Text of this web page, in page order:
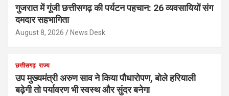
गुजरात में गूंजी छत्तीसगढ़ की पर्यटन पहचान: 26 व्यवसायियों संग
दमदार सहभागिता
August 8, 2026 News Desk
छत्तीसगढ़ राज्य
उप मुख्यमंत्री अरुण साव ने किया पौधारोपण, बोले हरियाली
बढ़ेगी तो पर्यावरण भी स्वस्थ और सुंदर बनेगा